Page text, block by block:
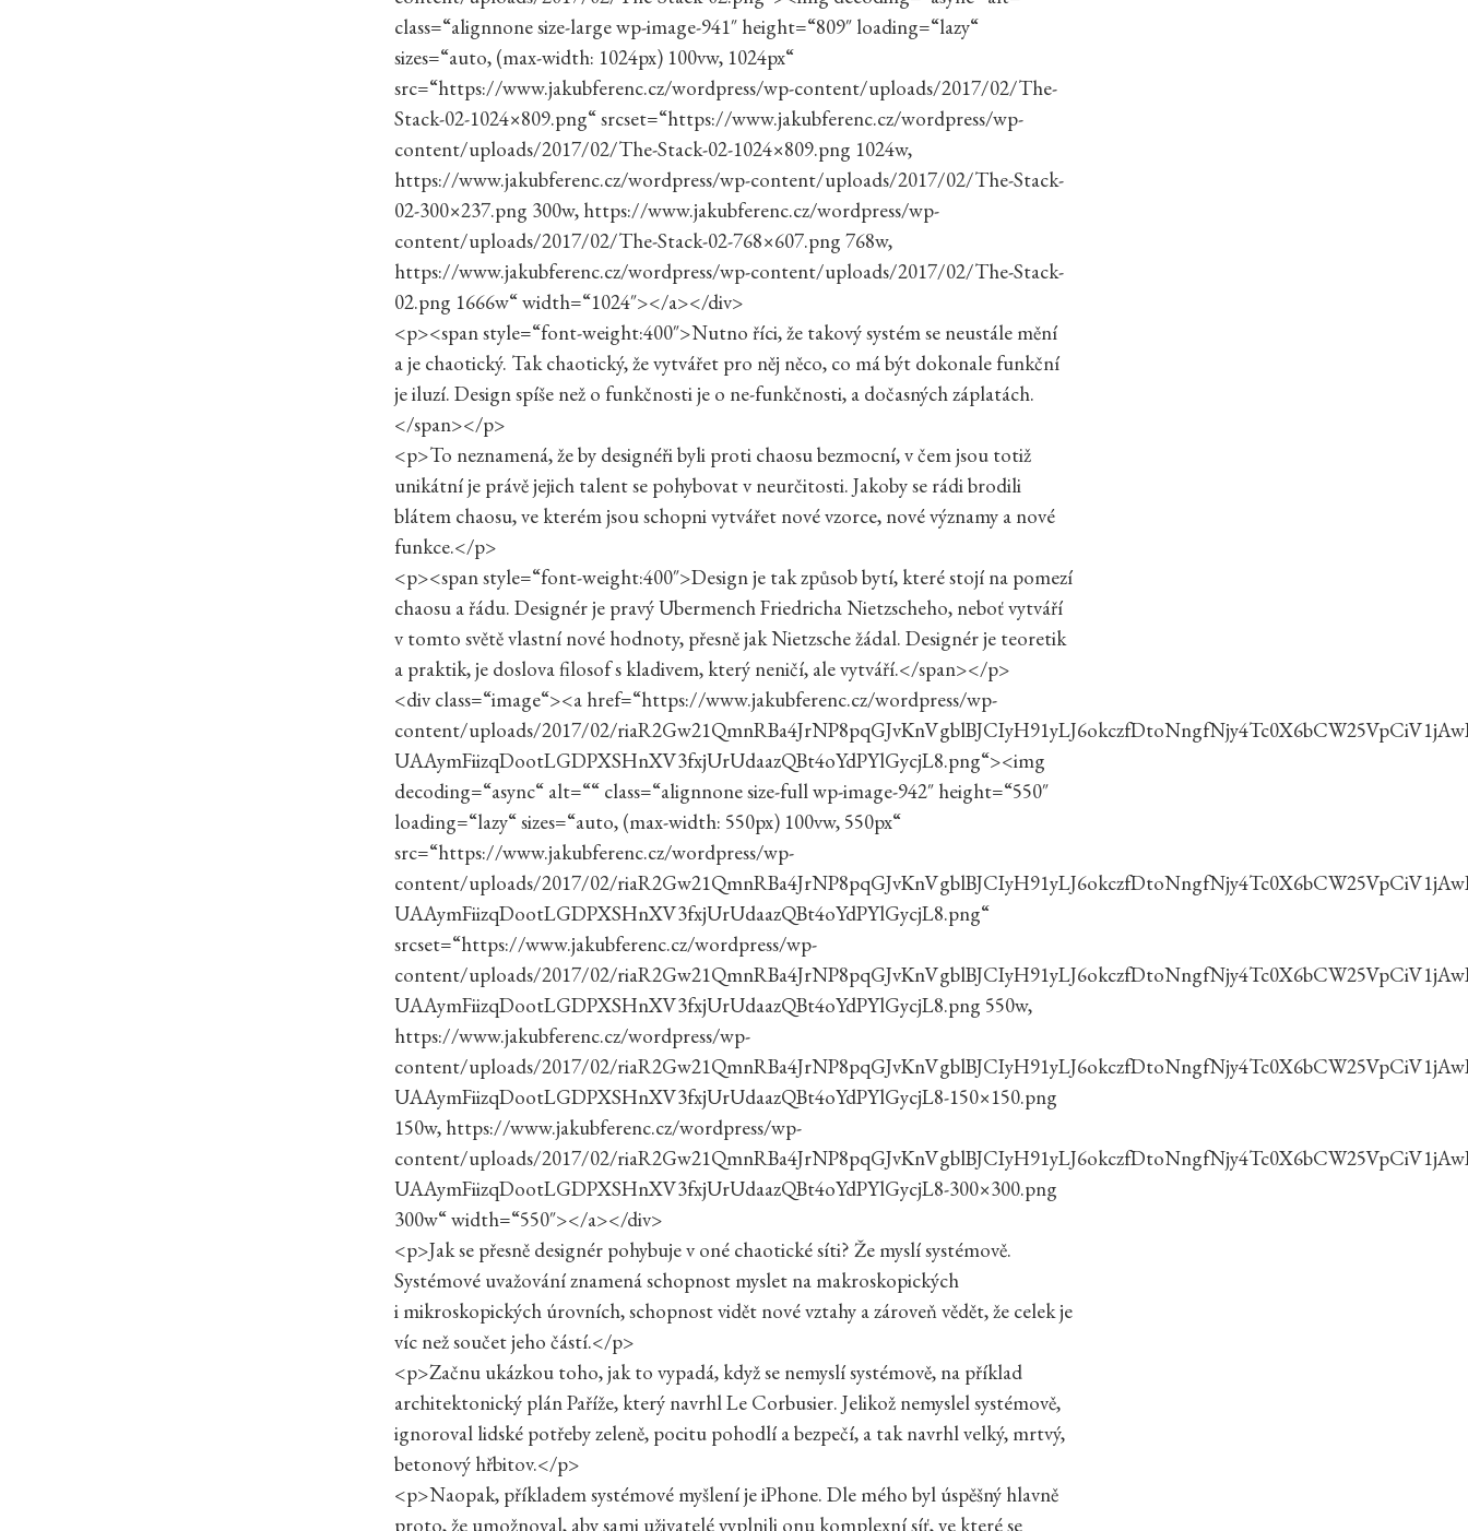
class=“alignnone size-large wp-image-941″ height=“809″ loading=“lazy“
sizes=“auto, (max-width: 1024px) 100vw, 1024px“
src=“https://www.jakubferenc.cz/wordpress/wp-content/uploads/2017/02/The-
Stack-02-1024×809.png“ srcset=“https://www.jakubferenc.cz/wordpress/wp-
content/uploads/2017/02/The-Stack-02-1024×809.png 1024w,
https://www.jakubferenc.cz/wordpress/wp-content/uploads/2017/02/The-Stack-
02-300×237.png 300w, https://www.jakubferenc.cz/wordpress/wp-
content/uploads/2017/02/The-Stack-02-768×607.png 768w,
https://www.jakubferenc.cz/wordpress/wp-content/uploads/2017/02/The-Stack-
02.png 1666w“ width=“1024″></a></div>
<p><span style=“font-weight:400″>Nutno říci, že takový systém se neustále mění
a je chaotický. Tak chaotický, že vytvářet pro něj něco, co má být dokonale funkční
je iluzí. Design spíše než o funkčnosti je o ne-funkčnosti, a dočasných záplatách.
</span></p>
<p>To neznamená, že by designéři byli proti chaosu bezmocní, v čem jsou totiž
unikátní je právě jejich talent se pohybovat v neurčitosti. Jakoby se rádi brodili
blátem chaosu, ve kterém jsou schopni vytvářet nové vzorce, nové významy a nové
funkce.</p>
<p><span style=“font-weight:400″>Design je tak způsob bytí, které stojí na pomezí
chaosu a řádu. Designér je pravý Ubermench Friedricha Nietzscheho, neboť vytváří
v tomto světě vlastní nové hodnoty, přesně jak Nietzsche žádal. Designér je teoretik
a praktik, je doslova filosof s kladivem, který neničí, ale vytváří.</span></p>
<div class=“image“><a href=“https://www.jakubferenc.cz/wordpress/wp-
content/uploads/2017/02/
UAAymFiizqDootLGDPXSHnXV3fxjUrUdaazQBt4oYdPYlGycjL8.png“><img
decoding=“async“ alt=““ class=“alignnone size-full wp-image-942″ height=“550″
loading=“lazy“ sizes=“auto, (max-width: 550px) 100vw, 550px“
src=“https://www.jakubferenc.cz/wordpress/wp-
content/uploads/2017/02/
UAAymFiizqDootLGDPXSHnXV3fxjUrUdaazQBt4oYdPYlGycjL8.png“
srcset=“https://www.jakubferenc.cz/wordpress/wp-
content/uploads/2017/02/
UAAymFiizqDootLGDPXSHnXV3fxjUrUdaazQBt4oYdPYlGycjL8.png 550w,
https://www.jakubferenc.cz/wordpress/wp-
content/uploads/2017/02/
UAAymFiizqDootLGDPXSHnXV3fxjUrUdaazQBt4oYdPYlGycjL8-150×150.png
150w, https://www.jakubferenc.cz/wordpress/wp-
content/uploads/2017/02/
UAAymFiizqDootLGDPXSHnXV3fxjUrUdaazQBt4oYdPYlGycjL8-300×300.png
300w“ width=“550″></a></div>
<p>Jak se přesně designér pohybuje v oné chaotické síti? Že myslí systémově.
Systémové uvažování znamená schopnost myslet na makroskopických
i mikroskopických úrovních, schopnost vidět nové vztahy a zároveň vědět, že celek je
víc než součet jeho částí.</p>
<p>Začnu ukázkou toho, jak to vypadá, když se nemyslí systémově, na příklad
architektonický plán Paříže, který navrhl Le Corbusier. Jelikož nemyslel systémově,
ignoroval lidské potřeby zeleně, pocitu pohodlí a bezpečí, a tak navrhl velký, mrtvý,
betonový hřbitov.</p>
<p>Naopak, příkladem systémové myšlení je iPhone. Dle mého byl úspěšný hlavně
proto, že umožnoval, aby sami uživatelé vyplnili onu komplexní síť, ve které se